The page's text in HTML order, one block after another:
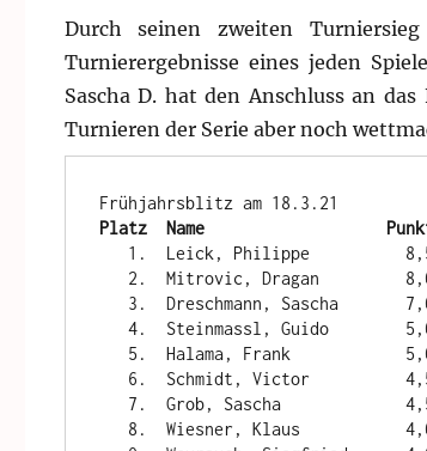
Durch seinen zweiten
Turnierergebnisse eines jeden
Sascha D. hat den Anschluss an
Turnieren der Serie aber noch
Platz  Name